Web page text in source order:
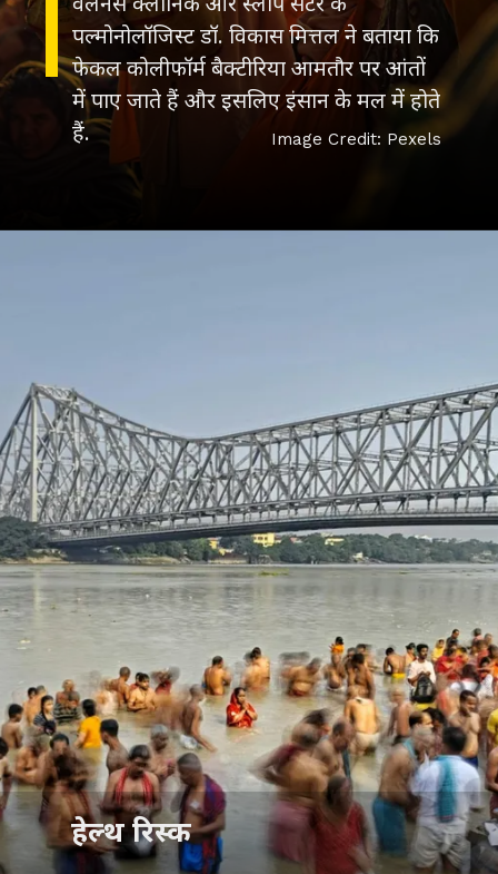
पल्मोनोलॉजिस्ट डॉ. विकास मित्तल ने बताया कि
फेकल कोलीफॉर्म बैक्टीरिया आमतौर पर आंतों
में पाए जाते हैं और इसलिए इंसान के मल में होते
हैं.
Image Credit: Pexels
हेल्थ रिस्क